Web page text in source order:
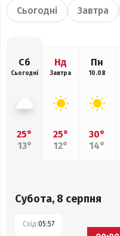
Сьогодні Завтра
Сб
Сьогодні
25°
13°
Нд
Завтра
25°
12°
Пн
10.08
30°
14°
Субота, 8 серпня
Схід:05:57